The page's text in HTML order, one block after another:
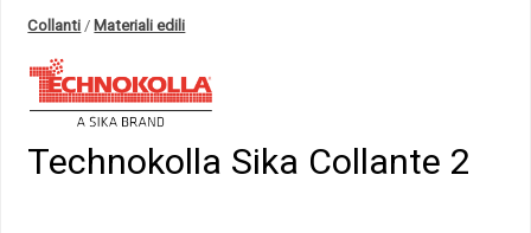
Collanti /Materiali edili
Technokolla Sika Collante 2